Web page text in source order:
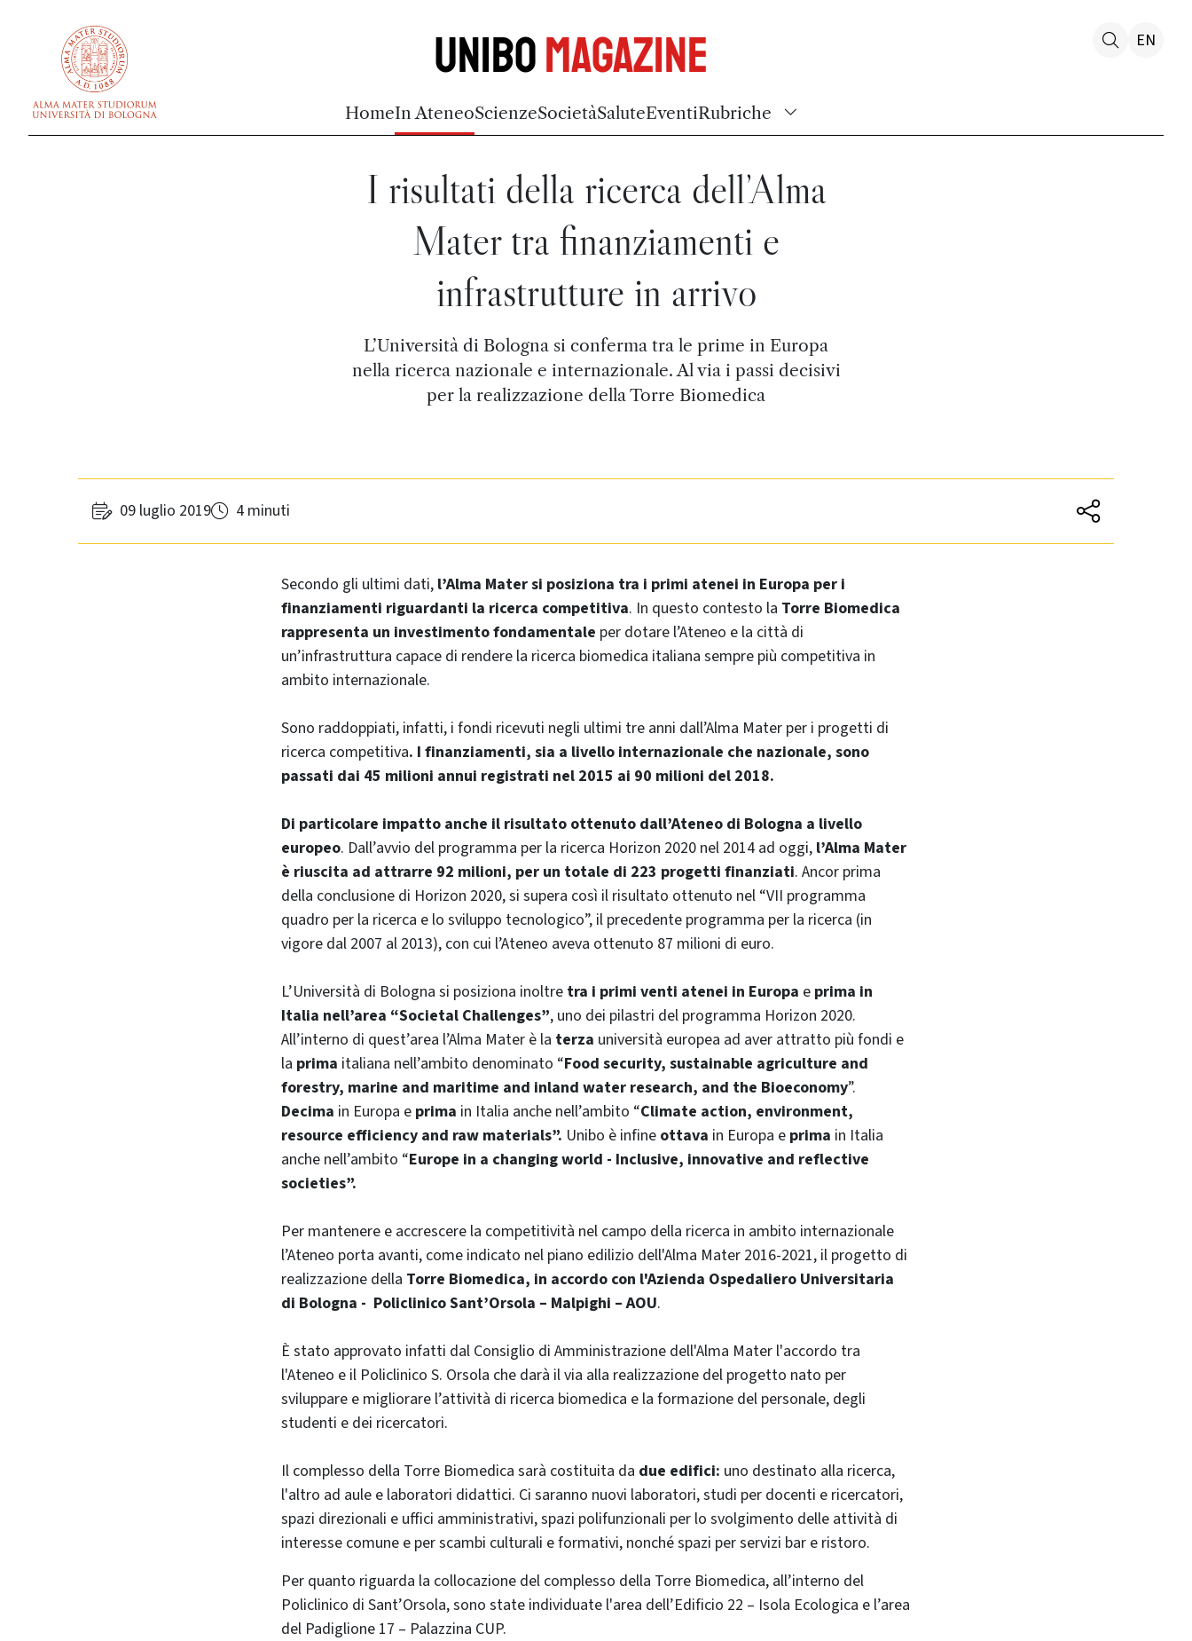
UniboMagazine
HomeIn AteneoScienzeSocietàSaluteEventiRubriche
EN
I risultati della ricerca dell’Alma
Mater tra finanziamenti e
infrastrutture in arrivo
L’Università di Bologna si conferma tra le prime in Europa
nella ricerca nazionale e internazionale. Al via i passi decisivi
per la realizzazione della Torre Biomedica
09 luglio 2019 4 minuti
Secondo gli ultimi dati, l’Alma Mater si posiziona tra i primi atenei in Europa per i
finanziamenti riguardanti la ricerca competitiva. In questo contesto la Torre Biomedica
rappresenta un investimento fondamentale per dotare l’Ateneo e la città di
un’infrastruttura capace di rendere la ricerca biomedica italiana sempre più competitiva in
ambito internazionale.
Sono raddoppiati, infatti, i fondi ricevuti negli ultimi tre anni dall’Alma Mater per i progetti di
ricerca competitiva. I finanziamenti, sia a livello internazionale che nazionale, sono
passati dai 45 milioni annui registrati nel 2015 ai 90 milioni del 2018.
Di particolare impatto anche il risultato ottenuto dall’Ateneo di Bologna a livello
europeo. Dall’avvio del programma per la ricerca Horizon 2020 nel 2014 ad oggi, l’Alma Mater
è riuscita ad attrarre 92 milioni, per un totale di 223 progetti finanziati. Ancor prima
della conclusione di Horizon 2020, si supera così il risultato ottenuto nel “VII programma
quadro per la ricerca e lo sviluppo tecnologico”, il precedente programma per la ricerca (in
vigore dal 2007 al 2013), con cui l’Ateneo aveva ottenuto 87 milioni di euro.
L’Università di Bologna si posiziona inoltre tra i primi venti atenei in Europa e prima in
Italia nell’area “Societal Challenges”, uno dei pilastri del programma Horizon 2020.
All’interno di quest’area l’Alma Mater è la terza università europea ad aver attratto più fondi e
la prima italiana nell’ambito denominato “Food security, sustainable agriculture and
forestry, marine and maritime and inland water research, and the Bioeconomy”.
Decima in Europa e prima in Italia anche nell’ambito “Climate action, environment,
resource efficiency and raw materials”. Unibo è infine ottava in Europa e prima in Italia
anche nell’ambito “Europe in a changing world - Inclusive, innovative and reflective
societies”.
Per mantenere e accrescere la competitività nel campo della ricerca in ambito internazionale
l’Ateneo porta avanti, come indicato nel piano edilizio dell'Alma Mater 2016-2021, il progetto di
realizzazione della Torre Biomedica, in accordo con l'Azienda Ospedaliero Universitaria
di Bologna - Policlinico Sant’Orsola – Malpighi – AOU.
È stato approvato infatti dal Consiglio di Amministrazione dell'Alma Mater l'accordo tra
l'Ateneo e il Policlinico S. Orsola che darà il via alla realizzazione del progetto nato per
sviluppare e migliorare l’attività di ricerca biomedica e la formazione del personale, degli
studenti e dei ricercatori.
Il complesso della Torre Biomedica sarà costituita da due edifici: uno destinato alla ricerca,
l'altro ad aule e laboratori didattici. Ci saranno nuovi laboratori, studi per docenti e ricercatori,
spazi direzionali e uffici amministrativi, spazi polifunzionali per lo svolgimento delle attività di
interesse comune e per scambi culturali e formativi, nonché spazi per servizi bar e ristoro.
Per quanto riguarda la collocazione del complesso della Torre Biomedica, all’interno del
Policlinico di Sant’Orsola, sono state individuate l'area dell’Edificio 22 – Isola Ecologica e l’area
del Padiglione 17 – Palazzina CUP.